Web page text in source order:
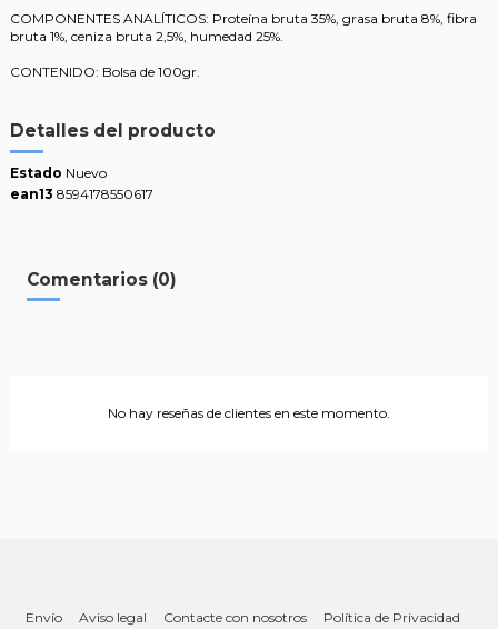
COMPONENTES ANALÍTICOS: Proteína bruta 35%, grasa bruta 8%, fibra
bruta 1%, ceniza bruta 2,5%, humedad 25%.
CONTENIDO: Bolsa de 100gr.
Detalles del producto
Estado Nuevo
ean13 8594178550617
Comentarios (0)
No hay reseñas de clientes en este momento.
Envío Aviso legal Contacte con nosotros
Política de Privacidad